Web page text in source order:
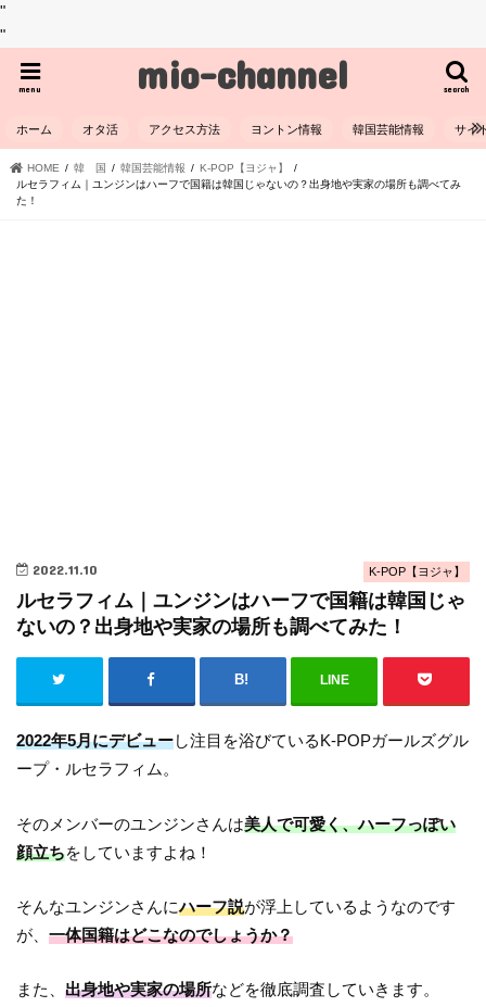
"
"
mio-channel search
menu
ホーム オタ活 アクセス方法 ヨントン情報 韓国芸能情報 サイ
HOME 韓 国 韓国芸能情報
K-POP【ヨジャ】
ルセラフィム｜ユンジンはハーフで国籍は韓国じゃないの？出身地や実家の場所も調べてみ
た！
K-POP【ヨジャ】
2022.11.10
ルセラフィム｜ユンジンはハーフで国籍は韓国じゃ
ないの？出身地や実家の場所も調べてみた！
LINE
2022年5月にデビューし注目を浴びているK-POPガールズグル
ープ・ルセラフィム。
そのメンバーのユンジンさんは美人で可愛く、ハーフっぽい
顔立ちをしていますよね！
そんなユンジンさんにハーフ説が浮上しているようなのです
が、一体国籍はどこなのでしょうか？
また、出身地や実家の場所などを徹底調査していきます。